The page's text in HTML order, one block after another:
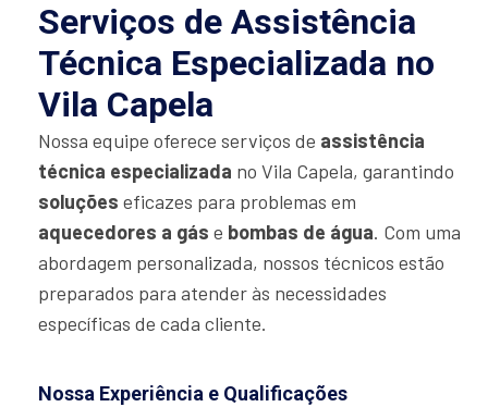
Serviços de Assistência
Técnica Especializada no
Vila Capela
Nossa equipe oferece serviços de assistência
técnica especializada no Vila Capela, garantindo
soluções eficazes para problemas em
aquecedores a gás e bombas de água. Com uma
abordagem personalizada, nossos técnicos estão
preparados para atender às necessidades
específicas de cada cliente.
Nossa Experiência e Qualificações